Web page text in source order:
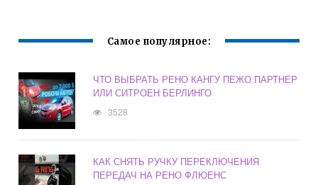
Самое популярное:
ЧТО ВЫБРАТЬ РЕНО КАНГУ ПЕЖО ПАРТНЕР
ИЛИ СИТРОЕН БЕРЛИНГО
3528
КАК СНЯТЬ РУЧКУ ПЕРЕКЛЮЧЕНИЯ
ПЕРЕДАЧ НА РЕНО ФЛЮЕНС